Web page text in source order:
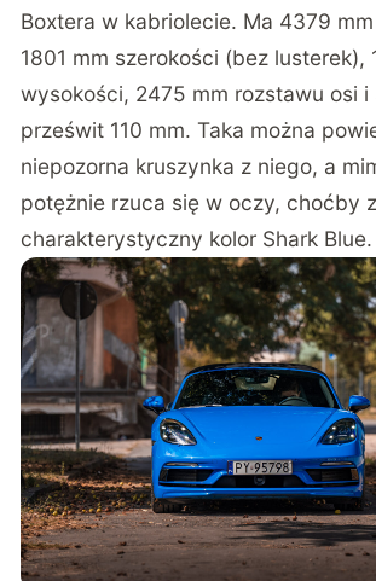
Boxtera w kabriolecie. Ma 4379 mm
1801 mm szerokości (bez lusterek),
wysokości, 2475 mm rozstawu osi i
prześwit 110 mm. Taka można
niepozorna kruszynka z niego, a
potężnie rzuca się w oczy, choćby
charakterystyczny kolor Shark Blue.